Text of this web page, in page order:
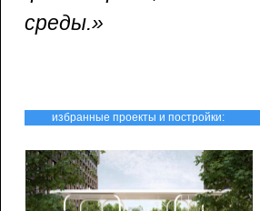
среды.»
избранные проекты и постройки: